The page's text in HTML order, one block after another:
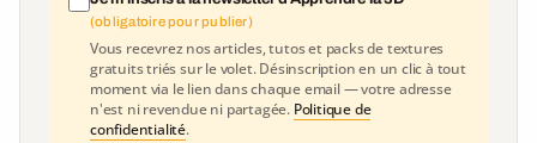
(obligatoire pour publier)
Vous recevrez nos articles, tutos et packs de textures
gratuits triés sur le volet. Désinscription en un clic à tout
moment via le lien dans chaque email — votre adresse
n'est ni revendue ni partagée. Politique de
confidentialité.